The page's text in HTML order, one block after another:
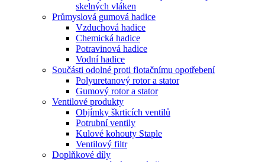
skelných vláken
Průmyslová gumová hadice
Vzduchová hadice
Chemická hadice
Potravinová hadice
Vodní hadice
Součásti odolné proti flotačnímu opotřebení
Polyuretanový rotor a stator
Gumový rotor a stator
Ventilové produkty
Objímky škrticích ventilů
Potrubní ventily
Kulové kohouty Staple
Ventilový filtr
Doplňkové díly